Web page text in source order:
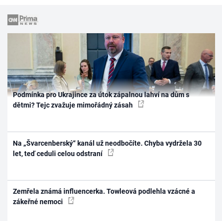
Podmínka pro Ukrajince za útok zápalnou lahví na dům s
dětmi? Tejc zvažuje mimořádný zásah
Na „Švarcenberský“ kanál už neodbočíte. Chyba vydržela 30
let, teď ceduli celou odstraní
Zemřela známá influencerka. Towleová podlehla vzácné a
zákeřné nemoci